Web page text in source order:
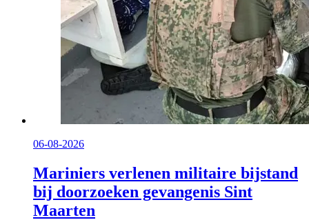
06-08-2026
Mariniers verlenen militaire bijstand
bij doorzoeken gevangenis Sint
Maarten